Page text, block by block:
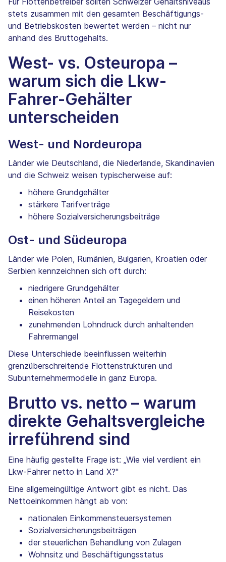
stets zusammen mit den gesamten Beschäftigungs-
und Betriebskosten bewertet werden – nicht nur
anhand des Bruttogehalts.
West- vs. Osteuropa –
warum sich die Lkw-
Fahrer-Gehälter
unterscheiden
West- und Nordeuropa
Länder wie Deutschland, die Niederlande, Skandinavien
und die Schweiz weisen typischerweise auf:
höhere Grundgehälter
stärkere Tarifverträge
höhere Sozialversicherungsbeiträge
Ost- und Südeuropa
Länder wie Polen, Rumänien, Bulgarien, Kroatien oder
Serbien kennzeichnen sich oft durch:
niedrigere Grundgehälter
einen höheren Anteil an Tagegeldern und
Reisekosten
zunehmenden Lohndruck durch anhaltenden
Fahrermangel
Diese Unterschiede beeinflussen weiterhin
grenzüberschreitende Flottenstrukturen und
Subunternehmermodelle in ganz Europa.
Brutto vs. netto – warum
direkte Gehaltsvergleiche
irreführend sind
Eine häufig gestellte Frage ist: „Wie viel verdient ein
Lkw-Fahrer netto in Land X?"
Eine allgemeingültige Antwort gibt es nicht. Das
Nettoeinkommen hängt ab von:
nationalen Einkommensteuersystemen
Sozialversicherungsbeiträgen
der steuerlichen Behandlung von Zulagen
Wohnsitz und Beschäftigungsstatus